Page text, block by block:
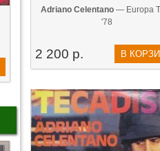
Adriano Celentano‎ — Europa
'78
2 200 р. В